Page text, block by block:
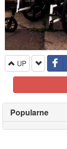
UP
Popularne